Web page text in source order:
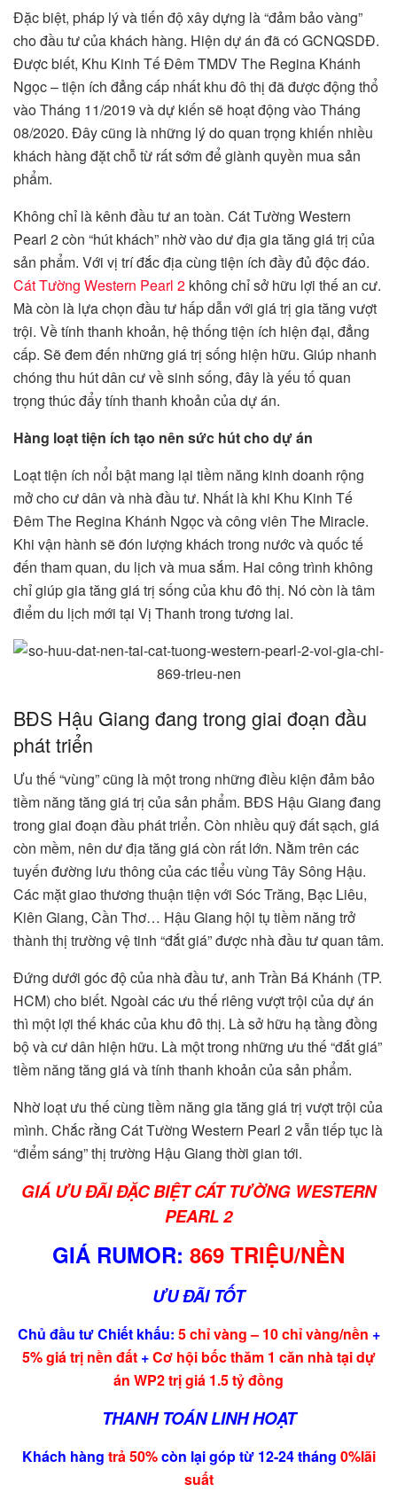
Đặc biệt, pháp lý và tiến độ xây dựng là “đảm bảo vàng”
cho đầu tư của khách hàng. Hiện dự án đã có GCNQSDĐ.
Được biết, Khu Kinh Tế Đêm TMDV The Regina Khánh
Ngọc – tiện ích đẳng cấp nhất khu đô thị đã được động thổ
vào Tháng 11/2019 và dự kiến sẽ hoạt động vào Tháng
08/2020. Đây cũng là những lý do quan trọng khiến nhiều
khách hàng đặt chỗ từ rất sớm để giành quyền mua sản
phẩm.
Không chỉ là kênh đầu tư an toàn. Cát Tường Western
Pearl 2 còn “hút khách” nhờ vào dư địa gia tăng giá trị của
sản phẩm. Với vị trí đắc địa cùng tiện ích đầy đủ độc đáo.
Cát Tường Western Pearl 2 không chỉ sở hữu lợi thế an cư.
Mà còn là lựa chọn đầu tư hấp dẫn với giá trị gia tăng vượt
trội. Về tính thanh khoản, hệ thống tiện ích hiện đại, đẳng
cấp. Sẽ đem đến những giá trị sống hiện hữu. Giúp nhanh
chóng thu hút dân cư về sinh sống, đây là yếu tố quan
trọng thúc đẩy tính thanh khoản của dự án.
Hàng loạt tiện ích tạo nên sức hút cho dự án
Loạt tiện ích nổi bật mang lại tiềm năng kinh doanh rộng
mở cho cư dân và nhà đầu tư. Nhất là khi Khu Kinh Tế
Đêm The Regina Khánh Ngọc và công viên The Miracle.
Khi vận hành sẽ đón lượng khách trong nước và quốc tế
đến tham quan, du lịch và mua sắm. Hai công trình không
chỉ giúp gia tăng giá trị sống của khu đô thị. Nó còn là tâm
điểm du lịch mới tại Vị Thanh trong tương lai.
BĐS Hậu Giang đang trong giai đoạn đầu
phát triển
Ưu thế “vùng” cũng là một trong những điều kiện đảm bảo
tiềm năng tăng giá trị của sản phẩm. BĐS Hậu Giang đang
trong giai đoạn đầu phát triển. Còn nhiều quỹ đất sạch, giá
còn mềm, nên dư địa tăng giá còn rất lớn. Nằm trên các
tuyến đường lưu thông của các tiểu vùng Tây Sông Hậu.
Các mặt giao thương thuận tiện với Sóc Trăng, Bạc Liêu,
Kiên Giang, Cần Thơ… Hậu Giang hội tụ tiềm năng trở
thành thị trường vệ tinh “đắt giá” được nhà đầu tư quan tâm.
Đứng dưới góc độ của nhà đầu tư, anh Trần Bá Khánh (TP.
HCM) cho biết. Ngoài các ưu thế riêng vượt trội của dự án
thì một lợi thế khác của khu đô thị. Là sở hữu hạ tầng đồng
bộ và cư dân hiện hữu. Là một trong những ưu thế “đắt giá”
tiềm năng tăng giá và tính thanh khoản của sản phẩm.
Nhờ loạt ưu thế cùng tiềm năng gia tăng giá trị vượt trội của
mình. Chắc rằng Cát Tường Western Pearl 2 vẫn tiếp tục là
“điểm sáng” thị trường Hậu Giang thời gian tới.
GIÁ ƯU ĐÃI ĐẶC BIỆT CÁT TƯỜNG WESTERN
PEARL 2
GIÁ RUMOR: 869 TRIỆU/NỀN
ƯU ĐÃI TỐT
Chủ đầu tư Chiết khấu: 5 chỉ vàng – 10 chỉ vàng/nền +
5% giá trị nền đất +Cơ hội bốc thăm 1 căn nhà tại dự
án WP2 trị giá 1.5 tỷ đồng
THANH TOÁN LINH HOẠT
Khách hàng trả 50%còn lại góp từ 12-24 tháng 0%lãi
suất